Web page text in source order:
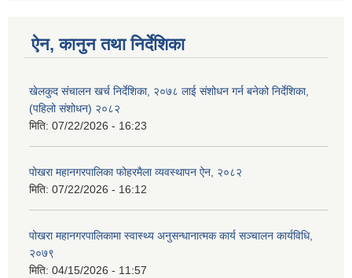
ऐन, कानुन तथा निर्देशिका
खेलकुद संचालन खर्च निर्देशिका, २०७८ लाई संशोधन गर्न बनेको निर्देशिका,
(पहिलो संशोधन) २०८२
मिति: 07/22/2026 - 16:23
पोखरा महानगरपालिका फोहरमैला व्यवस्थापन ऐन, २०८२
मिति: 07/22/2026 - 16:12
पोखरा महानगरपालिकामा स्वास्थ्य अनुसन्धानात्मक कार्य सञ्चालन कार्यविधि,
२०७९
मिति: 04/15/2026 - 11:57